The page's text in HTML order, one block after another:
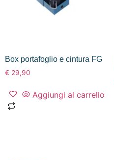
Box portafoglio e cintura FG
€ 29,90
Aggiungi al carrello